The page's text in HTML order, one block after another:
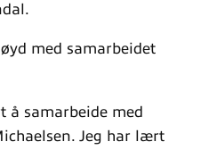
med samarbeidet
å samarbeide med
Jeg har lært